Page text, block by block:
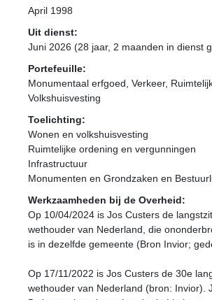
April 1998
Uit dienst:
Juni 2026 (28 jaar, 2 maanden in dienst
Portefeuille:
Monumentaal erfgoed, Verkeer,
Volkshuisvesting
Toelichting:
Wonen en volkshuisvesting
Ruimtelijke ordening en vergunningen
Infrastructuur
Monumenten en Grondzaken en
Werkzaamheden bij de Overheid:
Op 10/04/2024 is Jos Custers de
wethouder van Nederland, die
is in dezelfde gemeente (Bron Invior;
Op 17/11/2022 is Jos Custers de 30e
wethouder van Nederland (bron: Invior).